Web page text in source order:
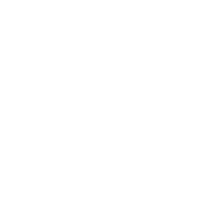
です。
ありません。
です。